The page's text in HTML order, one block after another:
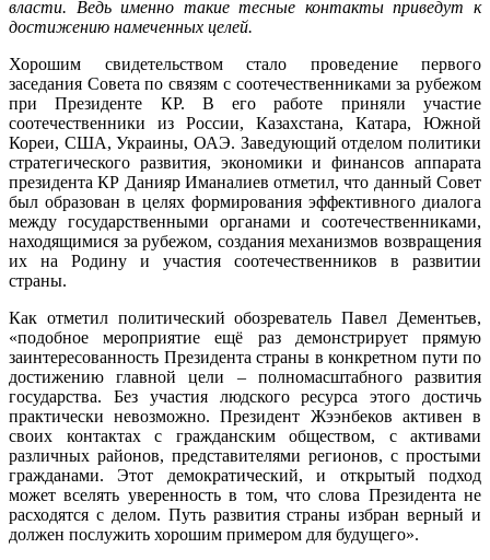
власти. Ведь именно такие тесные контакты приведут к
достижению намеченных целей.
Хорошим свидетельством стало проведение первого
заседания Совета по связям с соотечественниками за рубежом
при Президенте КР. В его работе приняли участие
соотечественники из России, Казахстана, Катара, Южной
Кореи, США, Украины, ОАЭ. Заведующий отделом политики
стратегического развития, экономики и финансов аппарата
президента КР Данияр Иманалиев отметил, что данный Совет
был образован в целях формирования эффективного диалога
между государственными органами и соотечественниками,
находящимися за рубежом, создания механизмов возвращения
их на Родину и участия соотечественников в развитии
страны.
Как отметил политический обозреватель Павел Дементьев,
«подобное мероприятие ещё раз демонстрирует прямую
заинтересованность Президента страны в конкретном пути по
достижению главной цели – полномасштабного развития
государства. Без участия людского ресурса этого достичь
практически невозможно. Президент Жээнбеков активен в
своих контактах с гражданским обществом, с активами
различных районов, представителями регионов, с простыми
гражданами. Этот демократический, и открытый подход
может вселять уверенность в том, что слова Президента не
расходятся с делом. Путь развития страны избран верный и
должен послужить хорошим примером для будущего».